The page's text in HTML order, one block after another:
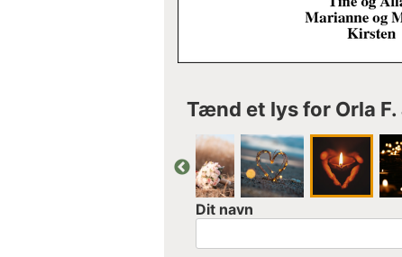
Tænd et lys for Orla
Dit navn